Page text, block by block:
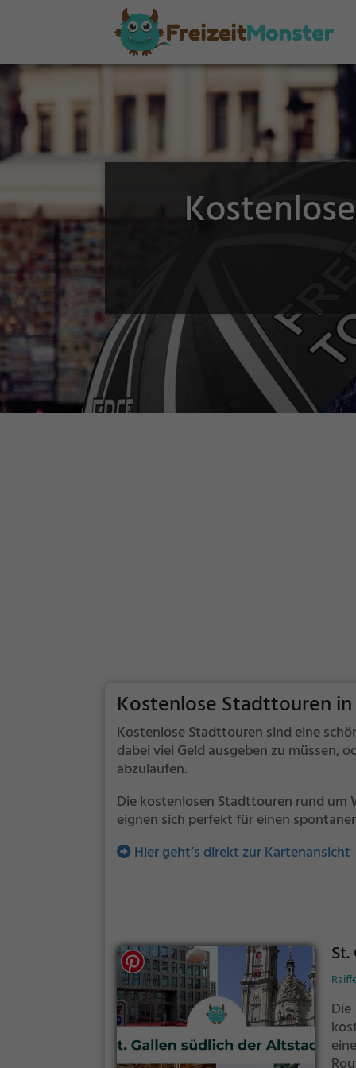
Kostenlose Stadttouren
Kostenlose Stadttouren sind eine
dabei viel Geld ausgeben zu müssen,
abzulaufen.
Die kostenlosen Stadttouren rund
eignen sich perfekt für einen
Hier geht’s direkt zur Kartenansicht